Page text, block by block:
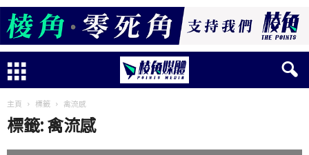
主頁 標籤 禽流感
標籤: 禽流感